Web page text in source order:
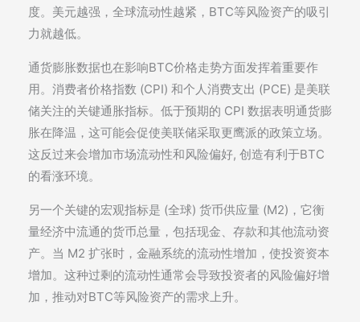
度。美元越强，全球流动性越紧，BTC等风险资产的吸引
力就越低。
通货膨胀数据也在影响BTC价格走势方面发挥着重要作
用。消费者价格指数 (CPI) 和个人消费支出 (PCE) 是美联
储关注的关键通胀指标。低于预期的 CPI 数据表明通货膨
胀在降温，这可能会促使美联储采取更鹰派的政策立场。
这反过来会增加市场流动性和风险偏好, 创造有利于BTC
的看涨环境。
另一个关键的宏观指标是 (全球) 货币供应量 (M2)，它衡
量经济中流通的货币总量，包括现金、存款和其他流动资
产。当 M2 扩张时，金融系统的流动性增加，使投资资本
增加。这种过剩的流动性通常会导致投资者的风险偏好增
加，推动对BTC等风险资产的需求上升。